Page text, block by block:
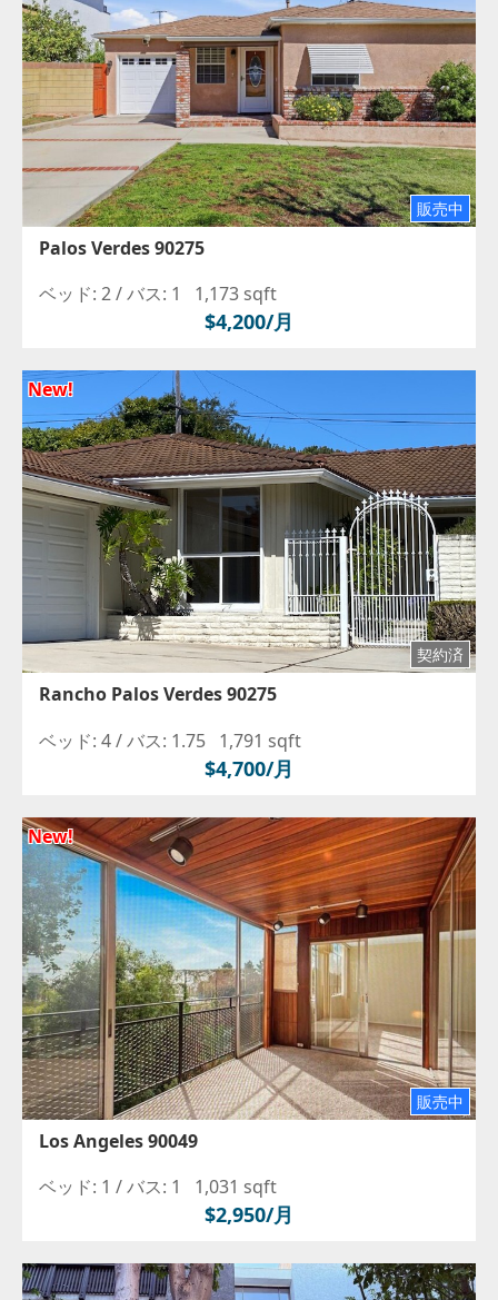
販売中
Palos Verdes 90275
ベッド: 2 /バス: 1 1,173 sqft
$4,200/月
New!
契約済
Rancho Palos Verdes 90275
ベッド: 4 /バス: 1.75 1,791 sqft
$4,700/月
New!
販売中
Los Angeles 90049
ベッド: 1 /バス: 1 1,031 sqft
$2,950/月